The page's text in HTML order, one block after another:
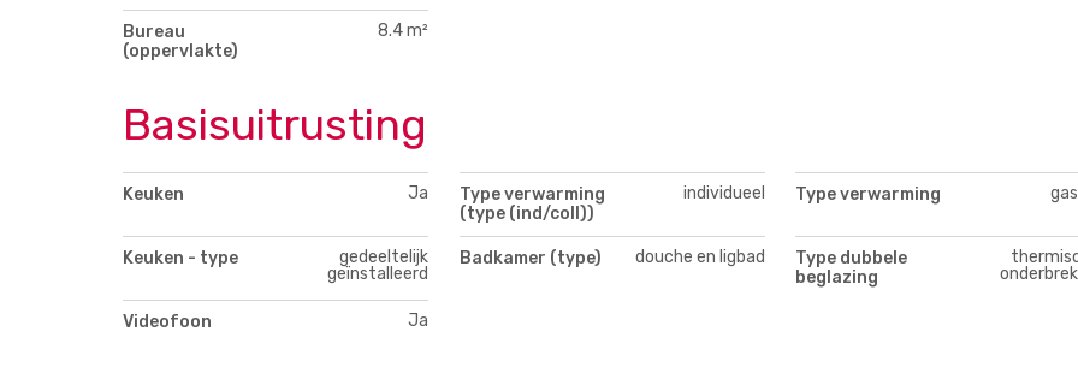
Bureau
(oppervlakte)
8.4 m²
Basisuitrusting
Keuken Ja
Type verwarming
(type (ind/coll))
individueel Type verwarming
Keuken - type
gedeeltelijk
geïnstalleerd
Badkamer (type) douche en ligbad
Type dubbele
beglazing
Videofoon Ja